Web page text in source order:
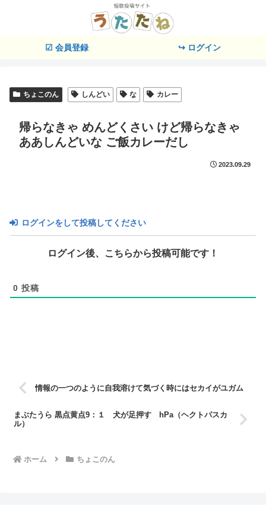
☑ 会員登録 ↪ ログイン
ちょこのん しんどい な カレー
帰らなきゃ めんどくさい けど帰らなきゃ
ああしんどいな ご飯カレーだし
2023.09.29
ログインをして投稿してください
ログイン後、こちらから投稿可能です！
0 投稿
情報の一つのように自我溶けて気づく時にはセカイがユガム
まぶたうら 黒点黄点9：１ 犬が足押す hPa（ヘクトパスカ
ル）
ホーム ちょこのん